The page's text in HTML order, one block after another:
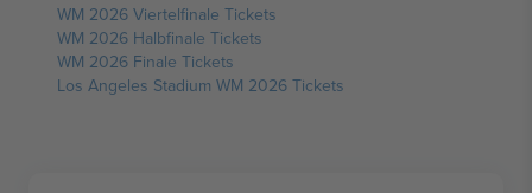
WM 2026 Viertelfinale Tickets
WM 2026 Halbfinale Tickets
WM 2026 Finale Tickets
Los Angeles Stadium WM 2026 Tickets